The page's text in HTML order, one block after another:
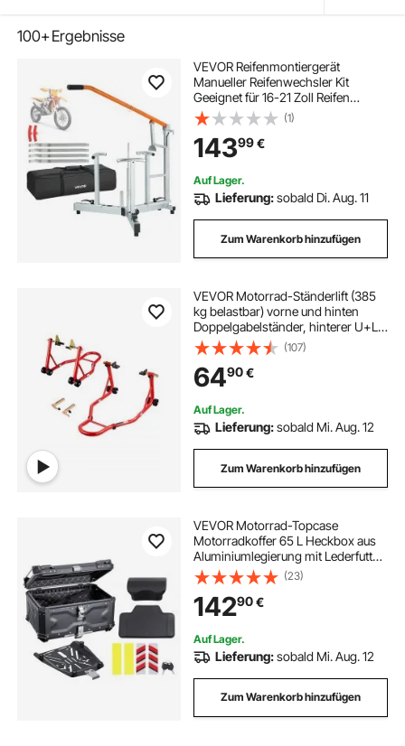
100+Ergebnisse
VEVOR Reifenmontiergerät
Manueller Reifenwechsler Kit
Geeignet für 16-21 Zoll Reifen
15/17/20/25 mm Achsen,
Radmontagehilfe für Outdoor &
Mobile Reparaturen von
Universalen Motorräder Fahrräder
(1)
14399€
Auf Lager.
Lieferung:sobald Di. Aug. 11
Zum Warenkorb hinzufügen
VEVOR Motorrad-Ständerlift (385
kg belastbar) vorne und hinten
Doppelgabelständer, hinterer U+L-
Gabel-Schwingarm-Spulenständer,
für die meisten Motorräder von
Yamaha Honda Kawasaki Suzuki,
rot
(107)
6490€
Auf Lager.
Lieferung:sobald Mi. Aug. 12
Zum Warenkorb hinzufügen
VEVOR Motorrad-Topcase
Motorradkoffer 65 L Heckbox aus
Aluminiumlegierung mit Lederfutter,
abnehmbare Motorrad-Topbox mit
Schloss & Rückenpolster,
Helmkoffer (565 x 500 x 380 mm)
Schwarz
(23)
14290€
Auf Lager.
Lieferung:sobald Mi. Aug. 12
Zum Warenkorb hinzufügen